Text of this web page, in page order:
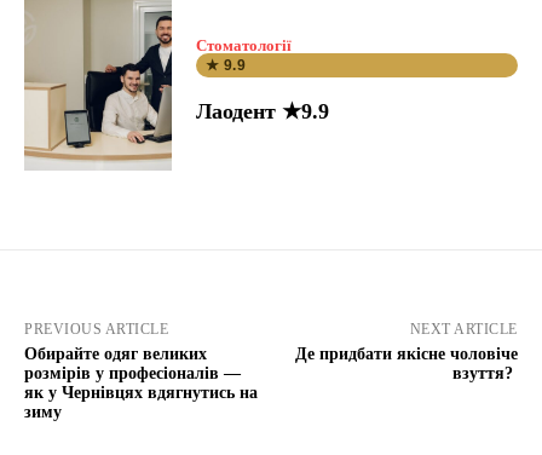
Стоматології
★ 9.9
Лаодент ★9.9
PREVIOUS ARTICLE
Обирайте одяг великих
розмірів у професіоналів —
як у Чернівцях вдягнутись на
зиму
NEXT ARTICLE
Де придбати якісне чоловіче
взуття?